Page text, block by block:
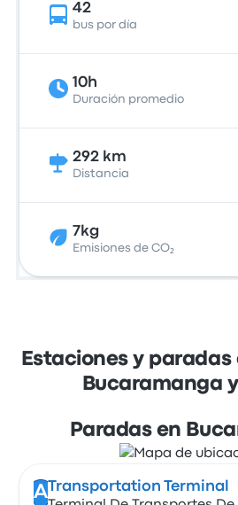
42
bus por día
10h
Duración promedio
292 km
Distancia
7kg
Emisiones de CO₂
Estaciones y
Bucaramanga
Paradas en
A Transportation Terminal